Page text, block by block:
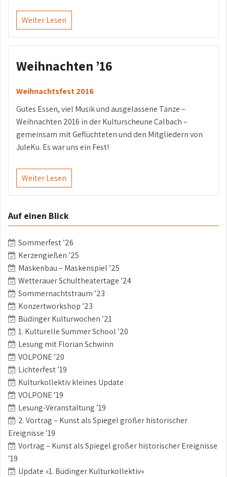
Weiter Lesen
Weihnachten ’16
Weihnachtsfest 2016
Gutes Essen, viel Musik und ausgelassene Tänze –
Weihnachten 2016 in der Kulturscheune Calbach –
gemeinsam mit Geflüchteten und den Mitgliedern von
JuleKu. Es war uns ein Fest!
Weiter Lesen
Auf einen Blick
Sommerfest ’26
Kerzengießen ’25
Maskenbau – Maskenspiel ’25
Wetterauer Schultheatertage ’24
Sommernachtstraum ’23
Konzertworkshop ’23
Büdinger Kulturwochen ’21
1. Kulturelle Summer School ’20
Lesung mit Florian Schwinn
VOLPONE ’20
Lichterfest ’19
Kulturkollektiv kleines Update
VOLPONE ’19
Lesung-Veranstaltung ’19
2. Vortrag – Kunst als Spiegel großer historischer
Ereignisse ’19
Vortrag – Kunst als Spiegel großer historischer Ereignisse
’19
Update »1. Büdinger Kulturkollektiv«